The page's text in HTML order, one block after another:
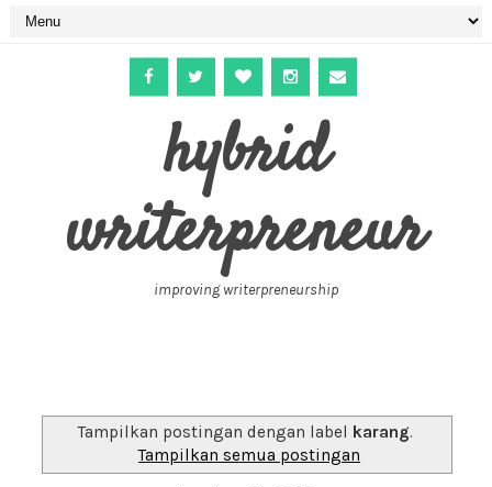
hybrid
writerpreneur
improving writerpreneurship
Tampilkan postingan dengan label karang.
Tampilkan semua postingan